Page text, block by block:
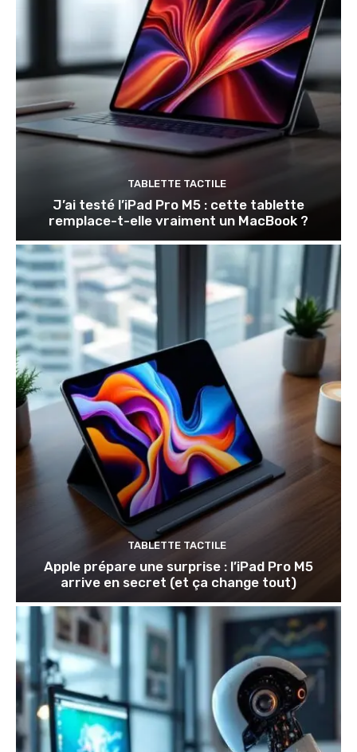
TABLETTE TACTILE
J’ai testé l’iPad Pro M5 : cette tablette
remplace-t-elle vraiment un MacBook ?
TABLETTE TACTILE
Apple prépare une surprise : l’iPad Pro M5
arrive en secret (et ça change tout)